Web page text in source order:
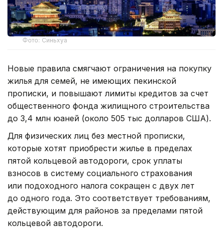
Фото: Синьхуа
Новые правила смягчают ограничения на покупку
жилья для семей, не имеющих пекинской
прописки, и повышают лимиты кредитов за счет
общественного фонда жилищного строительства
до 3,4 млн юаней (около 505 тыс долларов США).
Для физических лиц без местной прописки,
которые хотят приобрести жилье в пределах
пятой кольцевой автодороги, срок уплаты
взносов в систему социального страхования
или подоходного налога сокращен с двух лет
до одного года. Это соответствует требованиям,
действующим для районов за пределами пятой
кольцевой автодороги.